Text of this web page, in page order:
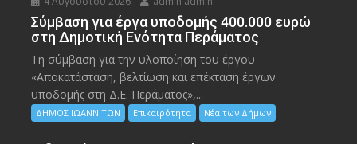
Σύμβαση για έργα υποδομής 400.000 ευρώ
στη Δημοτική Ενότητα Περάματος
Τη σύμβαση για την υλοποίηση του έργου
«Αποκατάσταση, βελτίωση και επέκταση έργων
υποδομής στη Δ.Ε. Περάματος»,...
ΔΗΜΟΣ ΙΩΑΝΝΙΤΩΝ Επικαιρότητα Νέα των Δήμων